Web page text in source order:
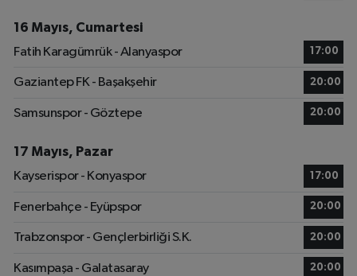
16 Mayıs, Cumartesi
Fatih Karagümrük - Alanyaspor
17:00
Gaziantep FK - Başakşehir 20:00
Samsunspor - Göztepe 20:00
17 Mayıs, Pazar
Kayserispor - Konyaspor
17:00
Fenerbahçe - Eyüpspor 20:00
Trabzonspor - Gençlerbirliği S.K. 20:00
Kasımpaşa - Galatasaray 20:00